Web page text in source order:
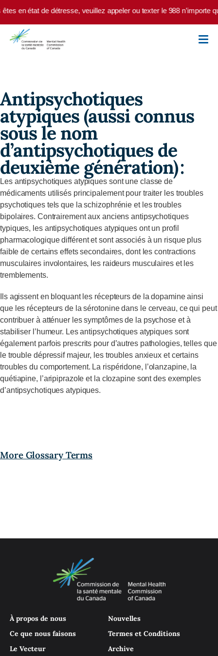
Skip to main content
en état de détresse, veuillez appeler ou texter le 988 n’importe
Antipsychotiques
atypiques (aussi connus
sous le nom
d’antipsychotiques de
deuxième génération) :
Les antipsychotiques atypiques sont une classe de
médicaments utilisés principalement pour traiter les troubles
psychotiques tels que la schizophrénie et les troubles
bipolaires. Contrairement aux anciens antipsychotiques
typiques, les antipsychotiques atypiques ont un profil
pharmacologique différent et sont associés à un risque plus
faible de certains effets secondaires, dont les contractions
musculaires involontaires, les raideurs musculaires et les
tremblements.
Ils agissent en bloquant les récepteurs de la dopamine ainsi
que les récepteurs de la sérotonine dans le cerveau, ce qui peut
contribuer à atténuer les symptômes de la psychose et à
stabiliser l’humeur. Les antipsychotiques atypiques sont
également parfois prescrits pour d’autres pathologies, telles que
le trouble dépressif majeur, les troubles anxieux et certains
troubles du comportement. La rispéridone, l’olanzapine, la
quétiapine, l’aripiprazole et la clozapine sont des exemples
d’antipsychotiques atypiques.
More Glossary Terms
À propos de nous
Ce que nous faisons
Le Vecteur
Nouvelles
Termes et Conditions
Archive